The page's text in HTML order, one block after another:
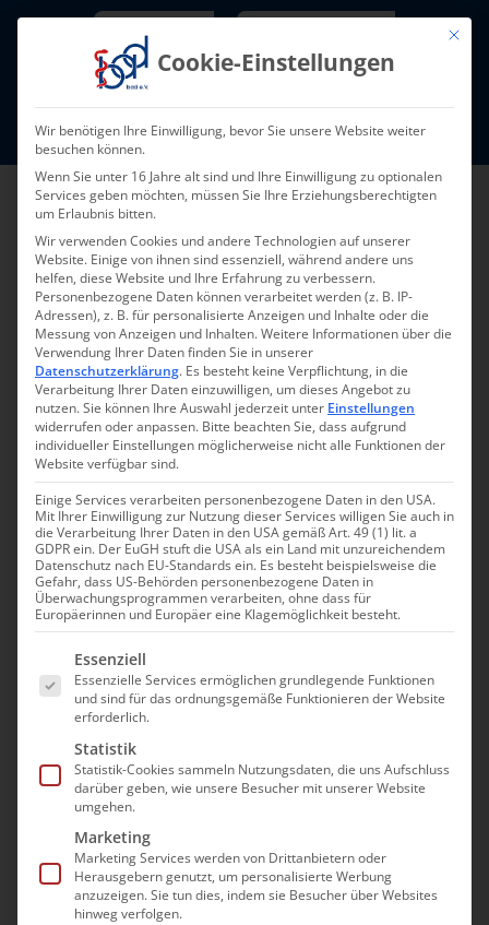
Skip
Fort- und Weiterbildung I Termine
Zurück
Pflegefrühstück
Veranstaltungen
Hinweis
Es wurden keine Ergebnisse gefunden.
Such-
und
Suche
Anstehende
Datum
auswählen.
VorherigeVeranstaltungen
Heute
Nächste
Kalender abonnieren
Mit
Cookie-Einstellungen
Wir benötigen Ihre Einwilligung, bevor Sie unsere Website weiter
besuchen können.
Wenn Sie unter 16 Jahre alt sind und Ihre Einwilligung zu optionalen
Services geben möchten, müssen Sie Ihre Erziehungsberechtigten
um Erlaubnis bitten.
Wir verwenden Cookies und andere Technologien auf unserer
Website. Einige von ihnen sind essenziell, während andere uns
helfen, diese Website und Ihre Erfahrung zu verbessern.
Personenbezogene Daten können verarbeitet werden (z. B. IP-
Adressen), z. B. für personalisierte Anzeigen und Inhalte oder die
Messung von Anzeigen und Inhalten.Weitere Informationen über die
Verwendung Ihrer Daten finden Sie in unserer
Datenschutzerklärung. Es besteht keine Verpflichtung, in die
Verarbeitung Ihrer Daten einzuwilligen, um dieses Angebot zu
nutzen.Sie können Ihre Auswahl jederzeit unter Einstellungen
widerrufen oder anpassen. Bitte beachten Sie, dass aufgrund
individueller Einstellungen möglicherweise nicht alle Funktionen der
Website verfügbar sind.
Einige Services verarbeiten personenbezogene Daten in den USA.
Mit Ihrer Einwilligung zur Nutzung dieser Services willigen Sie auch in
die Verarbeitung Ihrer Daten in den USA gemäß Art. 49 (1) lit. a
GDPR ein. Der EuGH stuft die USA als ein Land mit unzureichendem
Datenschutz nach EU-Standards ein. Es besteht beispielsweise die
Gefahr, dass US-Behörden personenbezogene Daten in
Überwachungsprogrammen verarbeiten, ohne dass für
Europäerinnen und Europäer eine Klagemöglichkeit besteht.
Es folgt eine Liste der Service-Gruppen, für die
Essenziell
Essenzielle Services ermöglichen grundlegende Funktionen
und sind für das ordnungsgemäße Funktionieren der Website
erforderlich.
Statistik
Statistik-Cookies sammeln Nutzungsdaten, die uns Aufschluss
darüber geben, wie unsere Besucher mit unserer Website
umgehen.
Marketing
Marketing Services werden von Drittanbietern oder
Herausgebern genutzt, um personalisierte Werbung
anzuzeigen. Sie tun dies, indem sie Besucher über Websites
hinweg verfolgen.